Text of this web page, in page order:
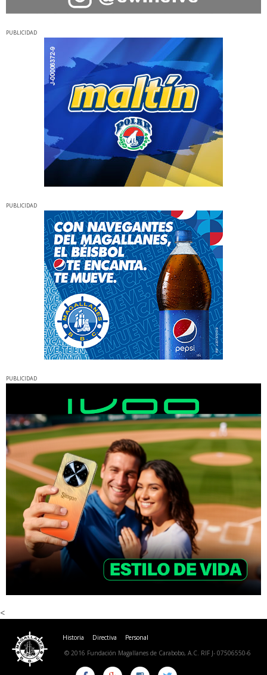
PUBLICIDAD
PUBLICIDAD
PUBLICIDAD
<
Historia Directiva
Personal
© 2016 Fundación Magallanes de Carabobo, A.C. RIF J- 07506550-6